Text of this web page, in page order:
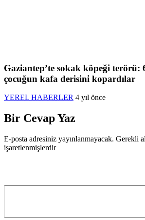
Gaziantep’te sokak köpeği terörü:
çocuğun kafa derisini kopardılar
YEREL HABERLER 4 yıl önce
Bir Cevap Yaz
E-posta adresiniz yayınlanmayacak. Gerekli
işaretlenmişlerdir